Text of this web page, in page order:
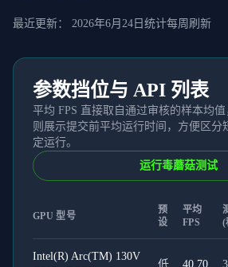
最近更新： 2026年6月24日 统计每周刷新
参数挡位与 API 列表
平均 FPS 直接取自通过审核的样本均值
则展示提交前平均运行时间，方便区分
定运行。
运行毒蘑菇测试
GPU 型号
预
设
平均
FPS
(
Intel(R) Arc(TM) 130V
低 40.70